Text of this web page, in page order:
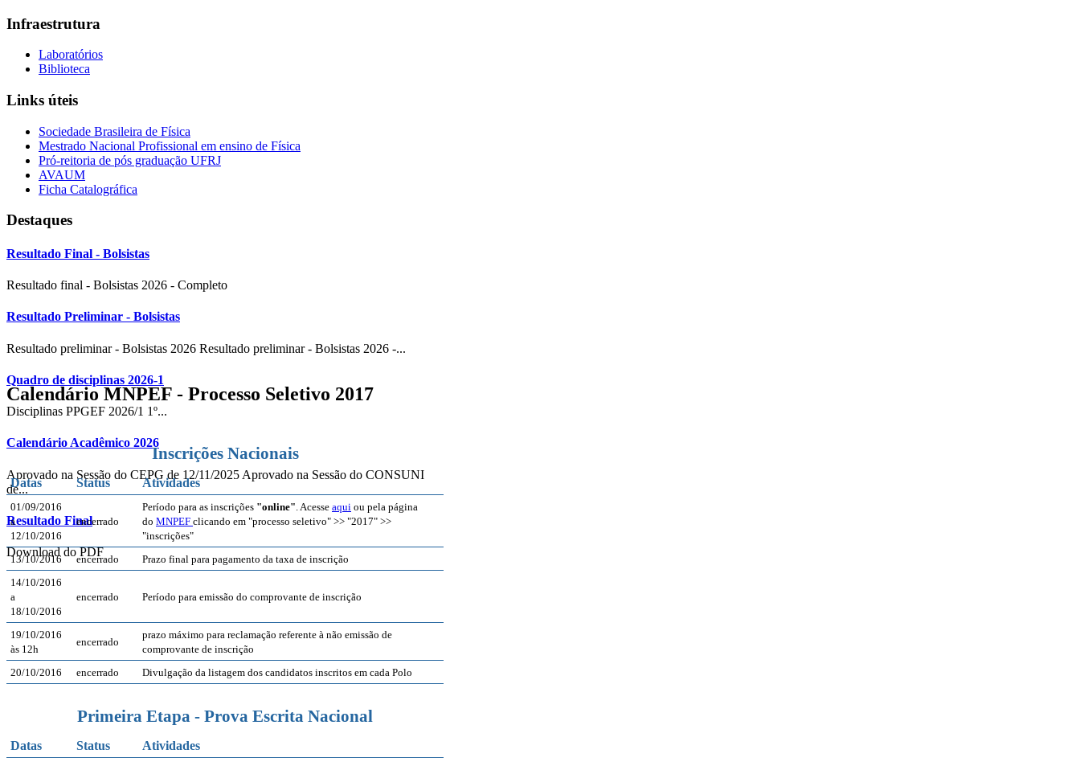
Infraestrutura
Laboratórios
Biblioteca
Links úteis
Sociedade Brasileira de Física
Mestrado Nacional Profissional em ensino de Física
Pró-reitoria de pós graduação UFRJ
AVAUM
Ficha Catalográfica
Destaques
Resultado Final - Bolsistas
Resultado final - Bolsistas 2026 - Completo
Resultado Preliminar - Bolsistas
Resultado preliminar - Bolsistas 2026 Resultado preliminar - Bolsistas 2026 -...
Quadro de disciplinas 2026-1
Disciplinas PPGEF 2026/1 1º...
Calendário Acadêmico 2026
Aprovado na Sessão do CEPG de 12/11/2025 Aprovado na Sessão do CONSUNI
de...
Resultado Final
Download do PDF
Calendário MNPEF - Processo Seletivo 2017
Inscrições Nacionais
Datas Status Atividades
01/09/2016
a
12/10/2016
encerrado
Período para as inscrições "online" . Acesse aqui ou pela página
do MNPEF clicando em "processo seletivo" >> "2017" >>
"inscrições"
13/10/2016
encerrado
Prazo final para pagamento da taxa de inscrição
14/10/2016
a
18/10/2016
encerrado Período para emissão do comprovante de inscrição
19/10/2016
às 12h
encerrado
prazo máximo para reclamação referente à não emissão de
comprovante de inscrição
20/10/2016
encerrado Divulgação da listagem dos candidatos inscritos em cada Polo
Primeira Etapa - Prova Escrita Nacional
Datas Status Atividades